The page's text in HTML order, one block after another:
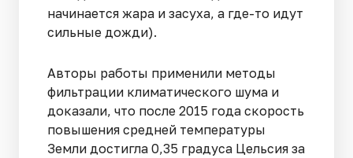
начинается жара и засуха, а где-то идут
сильные дожди).
Авторы работы применили методы
фильтрации климатического шума и
доказали, что после 2015 года скорость
повышения средней температуры
Земли достигла 0,35 градуса Цельсия за